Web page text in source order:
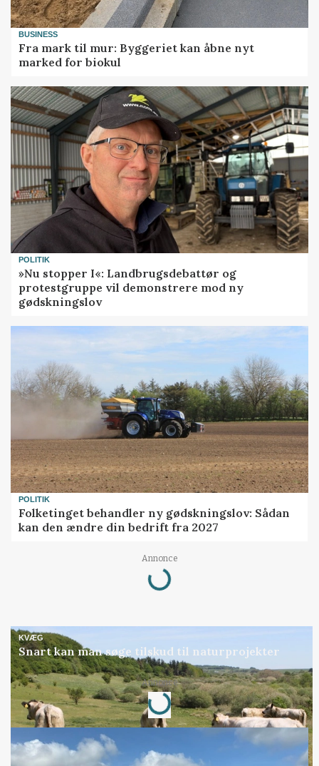
BUSINESS
Fra mark til mur: Byggeriet kan åbne nyt
marked for biokul
POLITIK
»Nu stopper I«: Landbrugsdebattør og
protestgruppe vil demonstrere mod ny
gødskningslov
POLITIK
Folketinget behandler ny gødskningslov: Sådan
kan den ændre din bedrift fra 2027
Annonce
Loading...
KVÆG
Snart kan man søge tilskud til naturprojekter
Annonce
Loading...